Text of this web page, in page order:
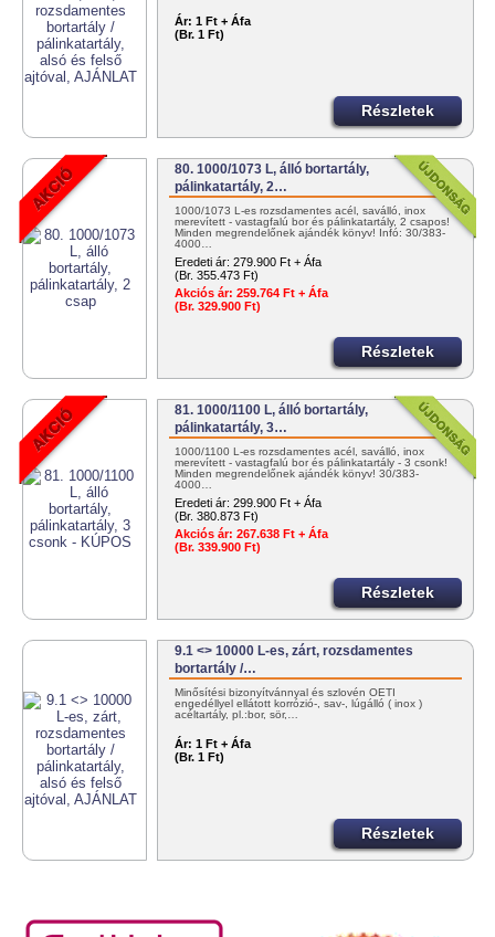
Ár: 1 Ft + Áfa
(Br. 1 Ft)
Részletek
80. 1000/1073 L, álló bortartály,
pálinkatartály, 2…
1000/1073 L-es rozsdamentes acél, saválló, inox
merevített - vastagfalú bor és pálinkatartály, 2 csapos!
Minden megrendelőnek ajándék könyv! Infó: 30/383-
4000…
Eredeti ár: 279.900 Ft + Áfa
(Br. 355.473 Ft)
Akciós ár: 259.764 Ft + Áfa
(Br. 329.900 Ft)
Részletek
81. 1000/1100 L, álló bortartály,
pálinkatartály, 3…
1000/1100 L-es rozsdamentes acél, saválló, inox
merevített - vastagfalú bor és pálinkatartály - 3 csonk!
Minden megrendelőnek ajándék könyv! 30/383-
4000…
Eredeti ár: 299.900 Ft + Áfa
(Br. 380.873 Ft)
Akciós ár: 267.638 Ft + Áfa
(Br. 339.900 Ft)
Részletek
9.1 <> 10000 L-es, zárt, rozsdamentes
bortartály /…
Minősítési bizonyítvánnyal és szlovén OÉTI
engedéllyel ellátott korrózió-, sav-, lúgálló ( inox )
acéltartály, pl.:bor, sör,…
Ár: 1 Ft + Áfa
(Br. 1 Ft)
Részletek